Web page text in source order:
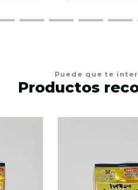
Puede que te
Productos